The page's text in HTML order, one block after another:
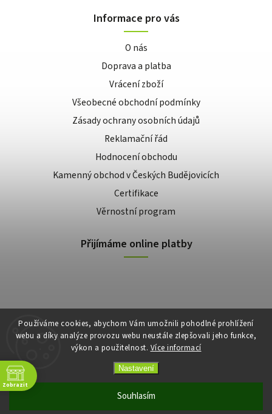
Používáme cookies, abychom Vám umožnili pohodlné prohlížení
webu a díky analýze provozu webu neustále zlepšovali jeho funkce,
výkon a použitelnost. Více informací
Nastavení
Souhlasím
Informace pro vás
O nás
Doprava a platba
Vrácení zboží
Všeobecné obchodní podmínky
Zásady ochrany osobních údajů
Reklamační řád
Hodnocení obchodu
Kamenný obchod v Českých Budějovicích
Certifikace
Věrnostní program
Přijímáme online platby
Copyright 2026E-shop Slunečnice. Všechna práva vyhrazena.
VytvořilShoptet| Design
Zobrazit